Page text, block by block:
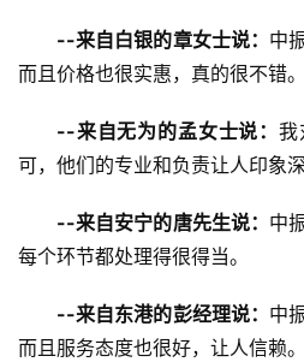
--来自白银的章女士说： 中
而且价格也很实惠，真的很不错。
--来自无为的孟女士说： 我
可，他们的专业和负责让人印象深
--来自安宁的唐先生说： 中
每个环节都处理得很得当。
--来自东港的彭经理说： 中
而且服务态度也很好，让人信赖。